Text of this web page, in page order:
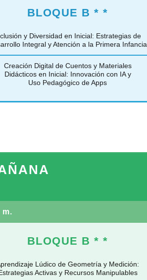
BLOQUE B * *
y Diversidad en Inicial: Estrategias de
Integral y Atención a la Primera Infancia
Creación Digital de Cuentos y Materiales
Didácticos en Inicial: Innovación con IA y
Uso Pedagógico de Apps
m.
BLOQUE B * *
Lúdico de Geometría y Medición:
Activas y Recursos Manipulables